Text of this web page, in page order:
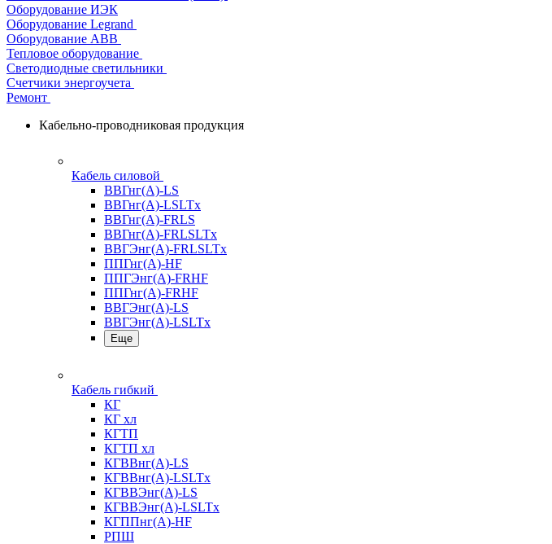
Оборудование ИЭК
Оборудование Legrand
Оборудование АВВ
Тепловое оборудование
Светодиодные светильники
Счетчики энергоучета
Ремонт
Кабельно-проводниковая продукция
Кабель силовой
ВВГнг(А)-LS
ВВГнг(А)-LSLTx
ВВГнг(А)-FRLS
ВВГнг(А)-FRLSLTx
ВВГЭнг(А)-FRLSLTx
ППГнг(А)-HF
ППГЭнг(А)-FRHF
ППГнг(А)-FRHF
ВВГЭнг(А)-LS
ВВГЭнг(А)-LSLTx
Еще
Кабель гибкий
КГ
КГ хл
КГТП
КГТП хл
КГВВнг(А)-LS
КГВВнг(А)-LSLTx
КГВВЭнг(А)-LS
КГВВЭнг(А)-LSLTx
КГППнг(А)-HF
РПШ